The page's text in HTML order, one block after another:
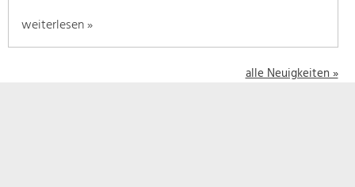
schon
weiterlesen »
alle Neuigkeiten »